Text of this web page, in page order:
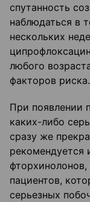
спутанность
наблюдаться в
нескольких
любого
факторов риска.
При появлении
каких-либо
сразу же
рекомендуется
пациентов,
серьезных